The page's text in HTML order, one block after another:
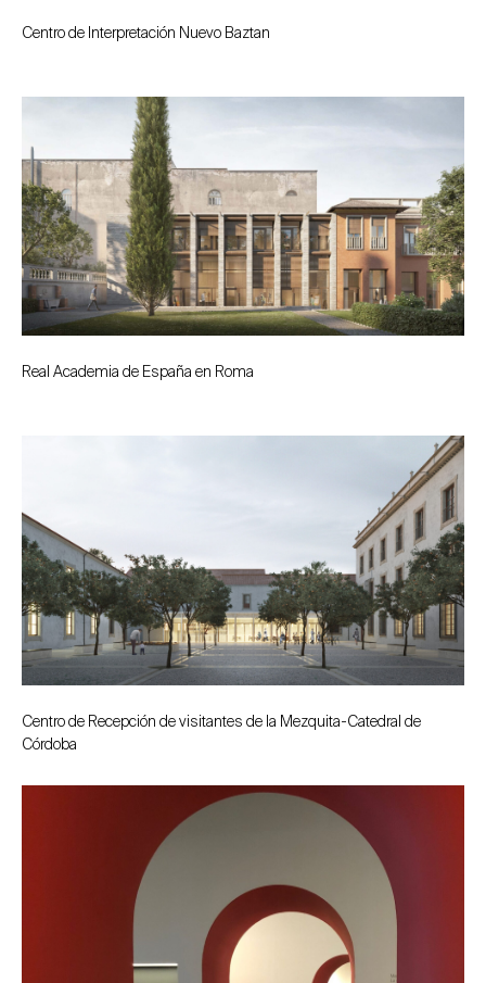
Centro de Interpretación Nuevo Baztan
Real Academia de España en Roma
Centro de Recepción de visitantes de la Mezquita-Catedral de
Córdoba